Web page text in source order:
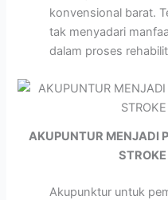
konvensional barat.
tak menyadari
dalam proses
AKUPUNTUR MENJADI
Akupunktur untuk